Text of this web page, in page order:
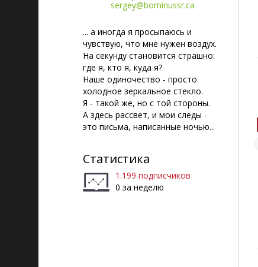
sergey@borninussr.ca
... а иногда я просыпаюсь и
чувствую, что мне нужен воздух.
На секунду становится страшно:
где я, кто я, куда я?
Наше одиночество - просто
холодное зеркальное стекло.
Я - такой же, но с той стороны.
А здесь рассвет, и мои следы -
это письма, написанные ночью...
Статистика
1.199 подписчиков
0 за неделю